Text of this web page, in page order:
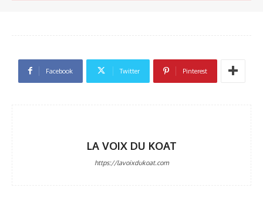
Facebook Twitter Pinterest
LA VOIX DU KOAT
https://lavoixdukoat.com